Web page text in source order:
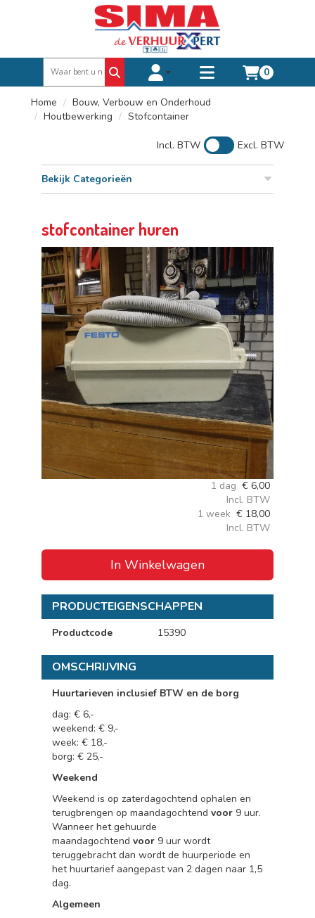
Toggle account dropdown
Toggle
menu
0
Home
Bouw, Verbouw en Onderhoud
Houtbewerking
Stofcontainer
Incl. BTW Excl. BTW
Bekijk Categorieën
stofcontainer huren
1 dag € 6,00
Incl. BTW
1 week € 18,00
Incl. BTW
In Winkelwagen
PRODUCTEIGENSCHAPPEN
Productcode 15390
OMSCHRIJVING
Huurtarieven inclusief BTW en de borg
dag: € 6,-
weekend: € 9,-
week: € 18,-
borg: € 25,-
Weekend
Weekend is op zaterdagochtend ophalen en
terugbrengen op maandagochtend voor 9 uur.
Wanneer het gehuurde
maandagochtend voor 9 uur wordt
teruggebracht dan wordt de huurperiode en
het huurtarief aangepast van 2 dagen naar 1,5
dag.
Algemeen